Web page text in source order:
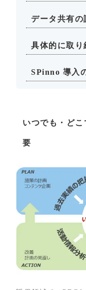
データ共有の
具体的に取り
SPinno 導入
いつでも・ど
要